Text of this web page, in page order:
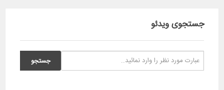
جستجوی ویدئو